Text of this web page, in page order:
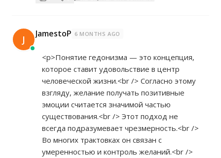
J JamestoP 6 MONTHS AGO
<p>Понятие гедонизма — это концепция,
которое ставит удовольствие в центр
человеческой жизни.<br /> Согласно этому
взгляду, желание получать позитивные
эмоции считается значимой частью
существования.<br /> Этот подход не
всегда подразумевает чрезмерность.<br />
Во многих трактовках он связан с
умеренностью и контроль желаний.<br />